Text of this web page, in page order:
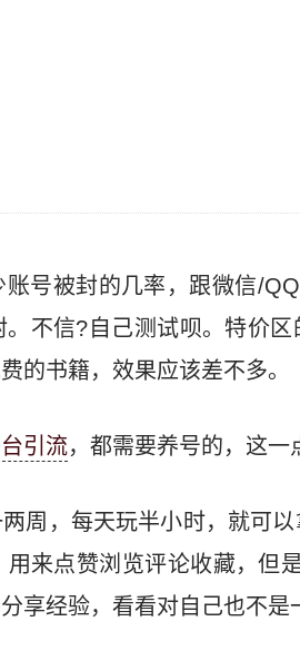
号被封的几率，跟微信/
不信?自己测试呗。特价
的书籍，效果应该差不多。
引流，都需要养号的，这一
周，每天玩半小时，就可
来点赞浏览评论收藏，但
享经验，看看对自己也不是